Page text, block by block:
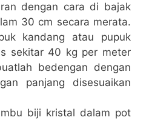
dengan cara di bajak
30 cm secara merata.
kandang atau pupuk
sekitar 40 kg per meter
bedengan dengan
panjang disesuaikan
biji kristal dalam pot